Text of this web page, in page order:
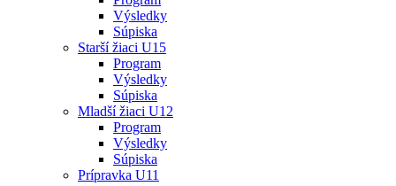
Výsledky
Súpiska
Starší žiaci U15
Program
Výsledky
Súpiska
Mladší žiaci U12
Program
Výsledky
Súpiska
Prípravka U11